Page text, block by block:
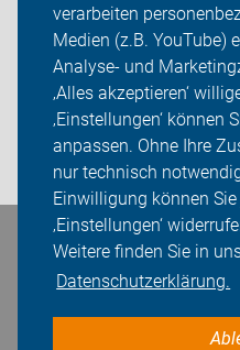
verarbeiten
Medien (z.B. YouTube)
Analyse- und
‚Alles akzeptieren‘
‚Einstellungen‘ können
anpassen. Ohne Ihre
nur technisch
Einwilligung können
‚Einstellungen‘
Weitere finden Sie in
Datenschutzerklärung.
ADFC Dorsten
Sei dabei
Presse
Login
Bleiben Sie in Kontakt